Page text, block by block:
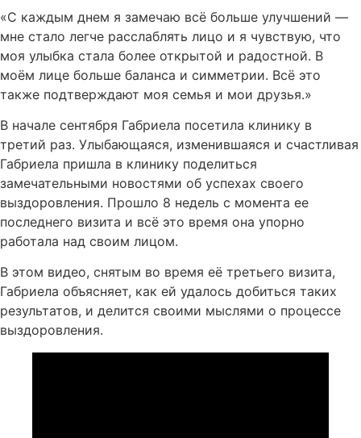
«С каждым днем я замечаю всё больше улучшений —
мне стало легче расслаблять лицо и я чувствую, что
моя улыбка стала более открытой и радостной. В
моём лице больше баланса и симметрии. Всё это
также подтверждают моя семья и мои друзья.»
В начале сентября Габриела посетила клинику в
третий раз. Улыбающаяся, изменившаяся и счастливая
Габриела пришла в клинику поделиться
замечательными новостями об успехах своего
выздоровления. Прошло 8 недель с момента ее
последнего визита и всё это время она упорно
работала над своим лицом.
В этом видео, снятым во время её третьего визита,
Габриела объясняет, как ей удалось добиться таких
результатов, и делится своими мыслями о процессе
выздоровления.